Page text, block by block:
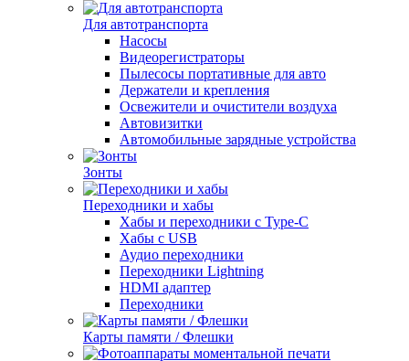
Для автотранспорта
Насосы
Видеорегистраторы
Пылесосы портативные для авто
Держатели и крепления
Освежители и очистители воздуха
Автовизитки
Автомобильные зарядные устройства
Зонты
Переходники и хабы
Хабы и переходники с Type-C
Хабы с USB
Аудио переходники
Переходники Lightning
HDMI адаптер
Переходники
Карты памяти / Флешки